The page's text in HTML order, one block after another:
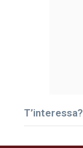
T’interessa?